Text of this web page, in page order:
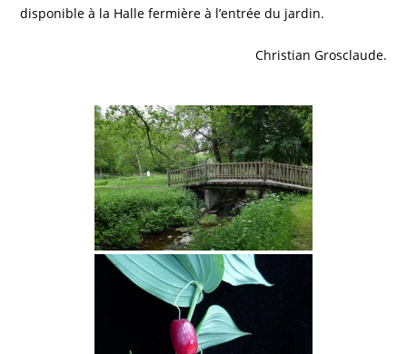
disponible à la Halle fermière à l’entrée du jardin.
Christian Grosclaude.